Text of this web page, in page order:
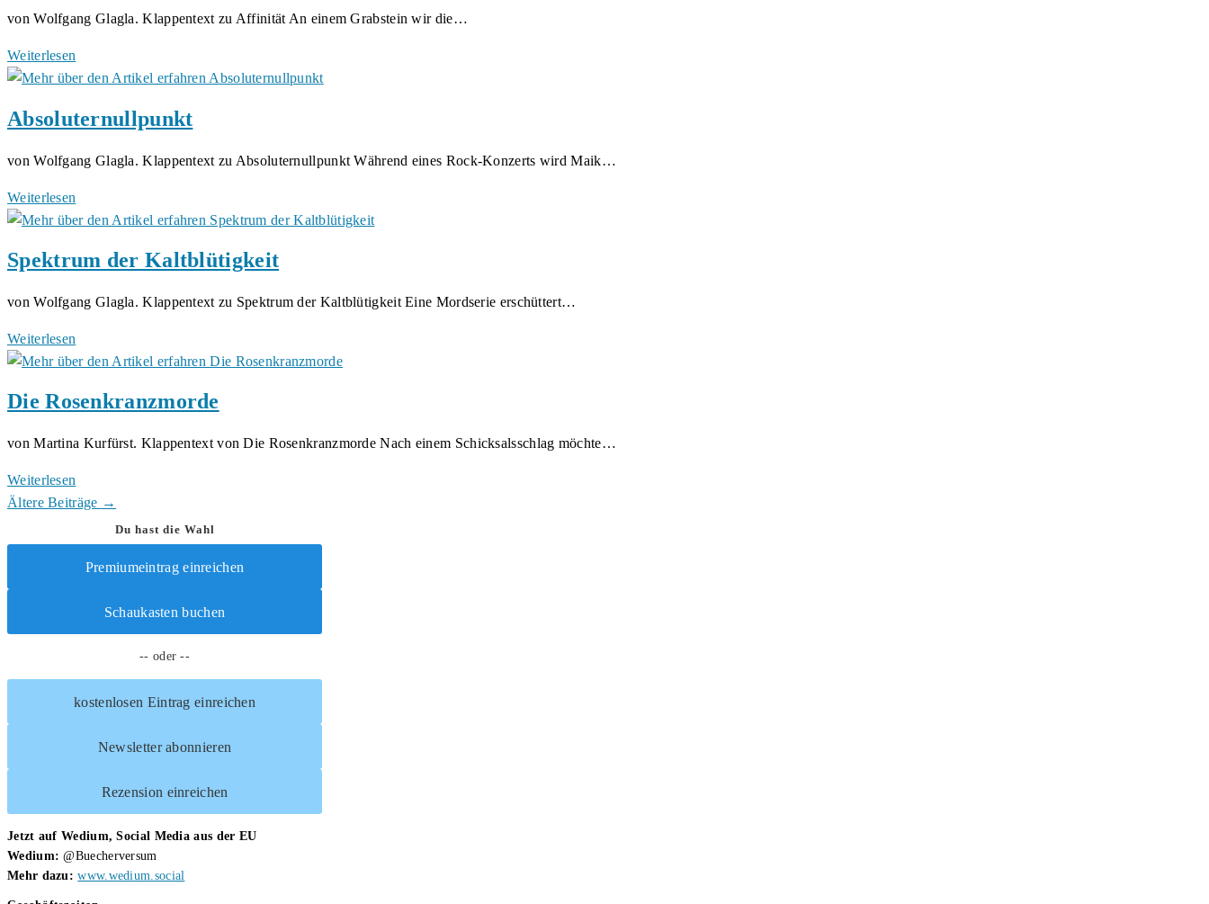
viel
von Wolfgang Glagla. Klappentext zu Affinität An einem Grabstein wir die…
Weiterlesen
Absoluternullpunkt
von Wolfgang Glagla. Klappentext zu Absoluternullpunkt Während eines Rock-Konzerts wird Maik…
Weiterlesen
Spektrum der Kaltblütigkeit
von Wolfgang Glagla. Klappentext zu Spektrum der Kaltblütigkeit Eine Mordserie erschüttert…
Weiterlesen
der
Die Rosenkranzmorde
von Martina Kurfürst. Klappentext von Die Rosenkranzmorde Nach einem Schicksalsschlag möchte…
Weiterlesen
Rosenkranzmorde
Ältere Beiträge →
Du hast die Wahl
Premiumeintrag einreichen
Schaukasten buchen
-- oder --
kostenlosen Eintrag einreichen
Newsletter abonnieren
Rezension einreichen
Jetzt auf Wedium, Social Media aus der EU
Wedium: @Buecherversum
Mehr dazu: www.wedium.social